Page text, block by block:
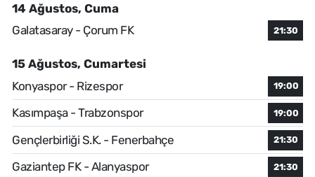
14 Ağustos, Cuma
Galatasaray - Çorum FK
21:30
15 Ağustos, Cumartesi
Konyaspor - Rizespor
19:00
Kasımpaşa - Trabzonspor 19:00
Gençlerbirliği S.K. - Fenerbahçe 21:30
Gaziantep FK - Alanyaspor 21:30